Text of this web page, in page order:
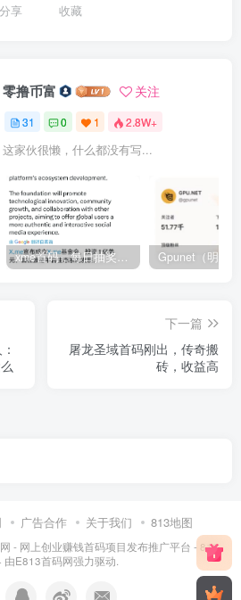
分享 收藏
零撸币富 关注
31 0 1 2.8W+
这家伙很懒，什么都没有写...
xme首码，每日抽奖可获得doge
下一篇
屠龙圣域首码刚出，传奇搬
砖，收益高
广告合作 关于我们 813地图
- 网上创业赚钱首码项目发布推广平台 - 813
· 由E813首码网强力驱动.